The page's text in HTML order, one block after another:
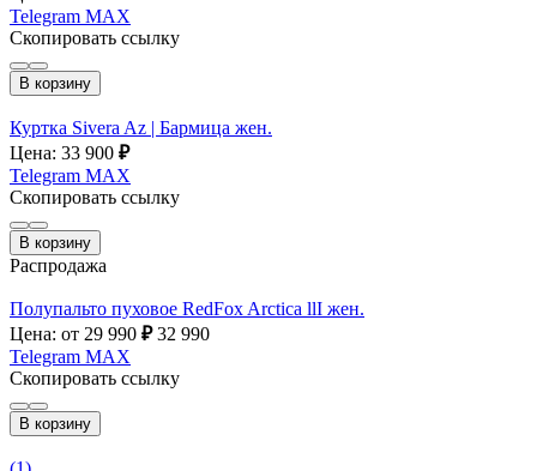
Telegram MAX
Скопировать ссылку
В корзину
Куртка Sivera Az | Бармица жен.
Цена: 33 900 ₽
Telegram MAX
Скопировать ссылку
В корзину
Распродажа
Полупальто пуховое RedFox Arctica llI жен.
Цена: от 29 990 ₽ 32 990
Telegram MAX
Скопировать ссылку
В корзину